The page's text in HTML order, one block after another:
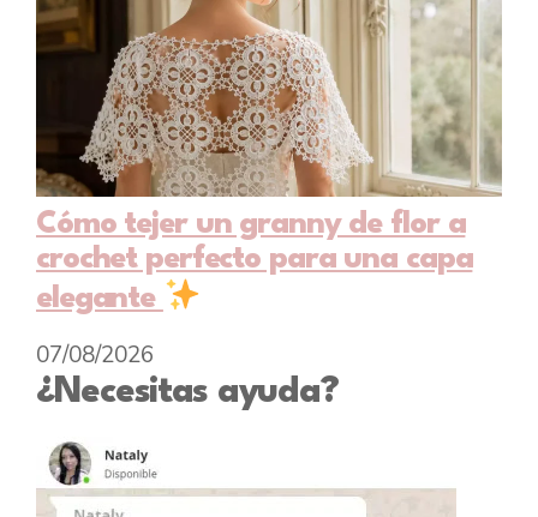
Cómo tejer un granny de flor a
crochet perfecto para una capa
elegante
07/08/2026
¿Necesitas ayuda?